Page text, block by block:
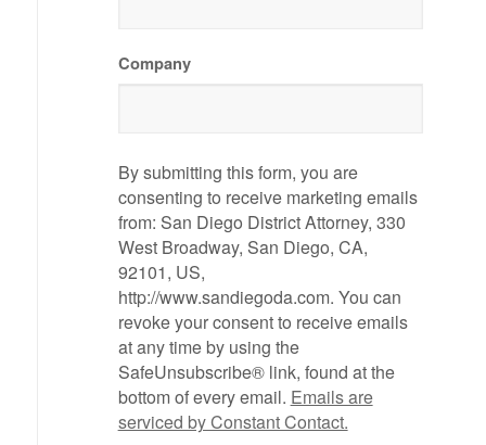
Company
By submitting this form, you are
consenting to receive marketing emails
from: San Diego District Attorney, 330
West Broadway, San Diego, CA,
92101, US,
http://www.sandiegoda.com. You can
revoke your consent to receive emails
at any time by using the
SafeUnsubscribe® link, found at the
bottom of every email. Emails are
serviced by Constant Contact.